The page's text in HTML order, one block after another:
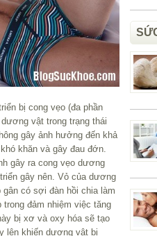
bị cong vẹo (đa phần
vật trong trạng thái
gây ảnh hưởng đến khả
khăn và gây đau đớn.
gây ra cong vẹo dương
gây nên. Vỏ của dương
có sợi đàn hồi chia làm
đảm nhiệm việc tăng
bị xơ và oxy hóa sẽ tạo
lên khiến dương vật bị